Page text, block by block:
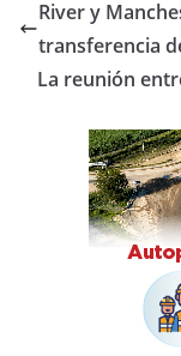
b
o
o
k
River y
transferencia
La reunión